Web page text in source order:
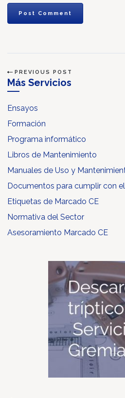
PREVIOUS POST
Más Servicios
Ensayos
Formación
Programa informático
Libros de Mantenimiento
Manuales de Uso y
Documentos para cumplir con
Etiquetas de Marcado CE
Normativa del Sector
Asesoramiento Marcado CE